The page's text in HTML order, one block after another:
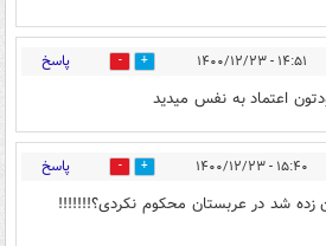
۱۴:۵۱ - ۱۴۰۰/۱۲/۲۳ 5 پاسخ
اعتماد به نفس میدید
۱۵:۴۰ - ۱۴۰۰/۱۲/۲۳ 28 پاسخ
چرا ۸۰ نفر گردن زده شد در عربستان محکوم نکردی؟!!!!!!!